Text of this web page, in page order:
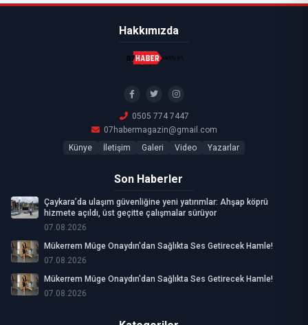
Hakkımızda
0505 774 7447
07habermagazin@gmail.com
Künye
İletişim Galeri Video Yazarlar
Son Haberler
Çaykara’da ulaşım güvenliğine yeni yatırımlar: Ahşap köprü
hizmete açıldı, üst geçitte çalışmalar sürüyor
07.08.2026
Mükerrem Müge Onaydın'dan Sağlıkta Ses Getirecek Hamle!
07.08.2026
Mükerrem Müge Onaydın'dan Sağlıkta Ses Getirecek Hamle!
07.08.2026